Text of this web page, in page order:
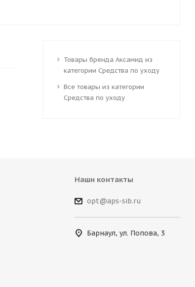
Товары бренда Аксамид из
категории Средства по уходу
Все товары из категории
Средства по уходу
Наши контакты
opt@aps-sib.ru
Барнаул, ул. Попова, 3